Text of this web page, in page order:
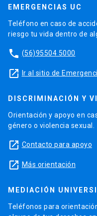
EMERGENCIAS UC
Teléfono en caso de
riesgo tu vida dentro de
phone (56)95504 5000
launch Ir al sitio de
DISCRIMINACIÓN Y
Orientación y apoyo en
género o violencia sexual.
launch Contacto para apoyo
launch Más orientación
MEDIACIÓN
Teléfonos para